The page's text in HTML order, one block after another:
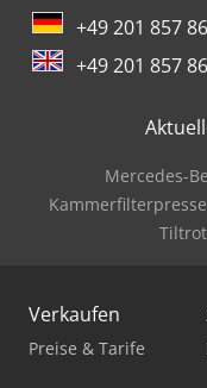
Gabelstapler Diesel
Gabelstapler
Holz Schredder
Hubwagen Manuell
Ladekran
+49 201 857
+49 201 857
Mercedes-
Verkaufen
Preise & Tarife